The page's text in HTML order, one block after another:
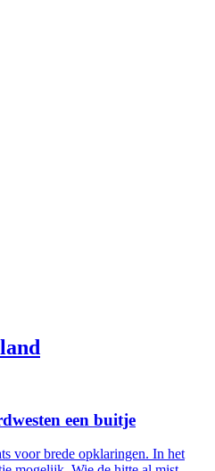
een buitje
voor brede opklaringen. In het